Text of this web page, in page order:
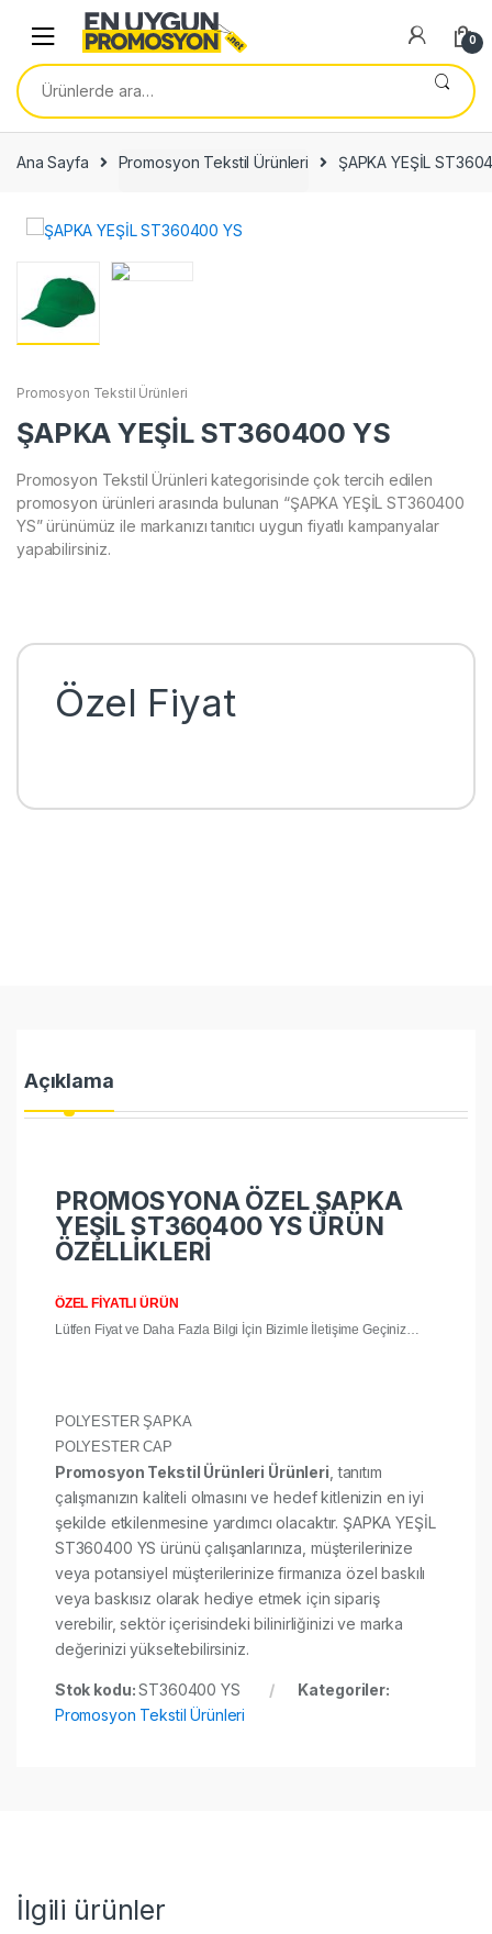
navigation
content
0
Ara:
Ana Sayfa Promosyon Tekstil Ürünleri ŞAPKA YEŞİL
Promosyon Tekstil Ürünleri
ŞAPKA YEŞİL ST360400 YS
Promosyon Tekstil Ürünleri kategorisinde çok tercih edilen
promosyon ürünleri arasında bulunan “ŞAPKA YEŞİL ST360400
YS” ürünümüz ile markanızı tanıtıcı uygun fiyatlı kampanyalar
yapabilirsiniz.
Özel Fiyat
Açıklama
PROMOSYONA ÖZEL ŞAPKA
YEŞİL ST360400 YS ÜRÜN
ÖZELLİKLERİ
ÖZEL FİYATLI ÜRÜN
Lütfen Fiyat ve Daha Fazla Bilgi İçin Bizimle İletişime Geçiniz…
POLYESTER ŞAPKA
POLYESTER CAP
Promosyon Tekstil Ürünleri Ürünleri, tanıtım
çalışmanızın kaliteli olmasını ve hedef kitlenizin en iyi
şekilde etkilenmesine yardımcı olacaktır. ŞAPKA YEŞİL
ST360400 YS ürünü çalışanlarınıza, müşterilerinize
veya potansiyel müşterilerinize firmanıza özel baskılı
veya baskısız olarak hediye etmek için sipariş
verebilir, sektör içerisindeki bilinirliğinizi ve marka
değerinizi yükseltebilirsiniz.
Stok kodu:ST360400 YS
Kategoriler:
Promosyon Tekstil Ürünleri
İlgili ürünler